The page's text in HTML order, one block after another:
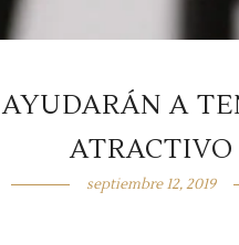
A
ATRACTIVO
septiembre 12, 2019